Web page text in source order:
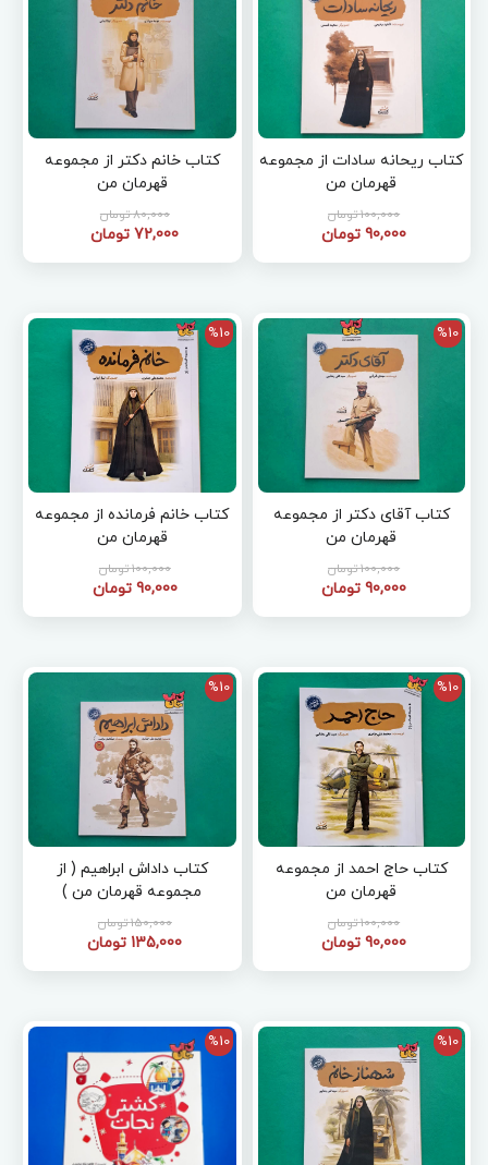
کتاب ریحانه سادات از مجموعه
قهرمان من
100,000 تومان
90,000 تومان
کتاب خانم دکتر از مجموعه
قهرمان من
80,000 تومان
72,000 تومان
%10
کتاب آقای دکتر از مجموعه
قهرمان من
100,000 تومان
90,000 تومان
%10
کتاب خانم فرمانده از مجموعه
قهرمان من
100,000 تومان
90,000 تومان
%10
کتاب حاج احمد از مجموعه
قهرمان من
100,000 تومان
90,000 تومان
%10
کتاب داداش ابراهیم ( از
مجموعه قهرمان من )
150,000 تومان
135,000 تومان
%10
%10